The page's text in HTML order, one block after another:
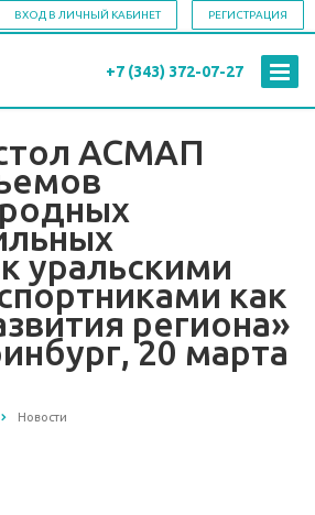
ВХОД В ЛИЧНЫЙ КАБИНЕТ РЕГИСТРАЦИЯ
+7 (343) 372-07-27
АСМАП
уральскими
как
региона»
20 марта
Новости